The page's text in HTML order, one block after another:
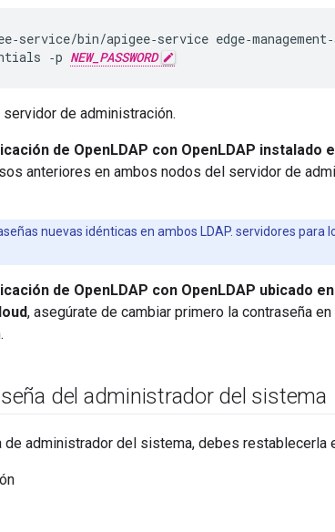
bin/apigee‑service
‑p
NEW_PASSWORD
de administración.
de OpenLDAP con OpenLDAP instalado
anteriores en ambos nodos del servidor de
nuevas idénticas en ambos LDAP. servidores para
de OpenLDAP con OpenLDAP ubicado
, asegúrate de cambiar primero la contraseña
del administrador del sistema
de administrador del sistema, debes restablecerla